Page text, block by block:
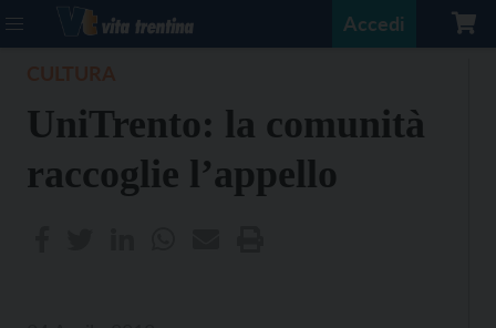
Accedi
UniTrento: la comunità
raccoglie l’appello